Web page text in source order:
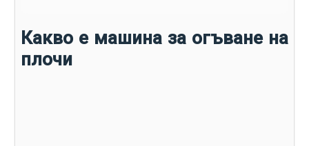
Какво е машина за огъване на
плочи